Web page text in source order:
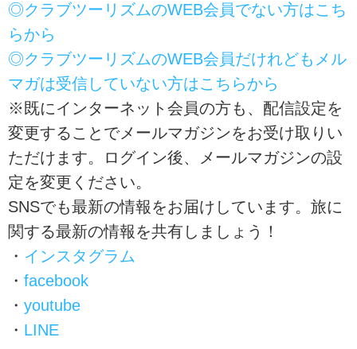
◎クラブツーリズムのWEB会員でない方はこち
らから
◎クラブツーリズムのWEB会員だけれどもメル
マガは受信していない方はこちらから
※既にインターネット会員の方も、配信設定を
変更することでメールマガジンをお受け取りい
ただけます。ログイン後、メールマガジンの設
定を変更ください。
SNSでも最新の情報をお届けしています。旅に
関する最新の情報を共有しましょう！
・ インスタグラム
・ facebook
・ youtube
・ LINE